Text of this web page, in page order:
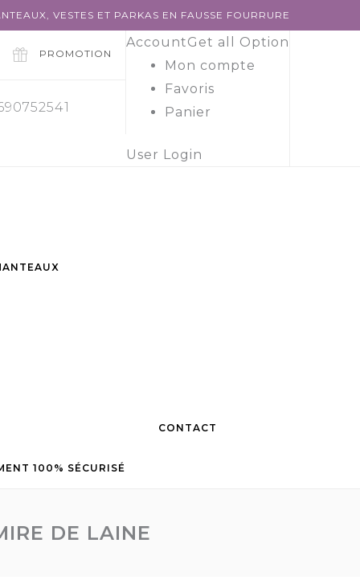
VESTES ET PARKAS EN FAUSSE FOURRURE
AccountGet all Option
Mon compte
Favoris
Panier
User Login
PROMOTION
100% SÉCURISÉ
CONTACT
DE LAINE